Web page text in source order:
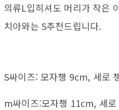
의류L입히셔도 머리가 작은
치아와는 S추천드립니다.
S싸이즈: 모자챙 9cm, 세로
m싸이즈:모자챙 11cm, 세